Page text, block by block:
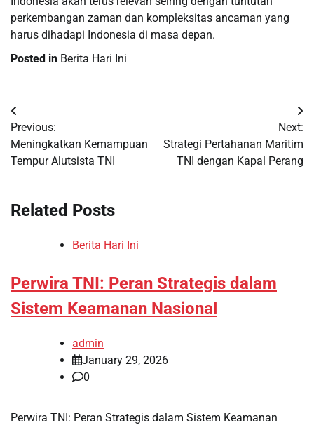
perkembangan zaman dan kompleksitas ancaman yang
harus dihadapi Indonesia di masa depan.
Posted in Berita Hari Ini
Post
navigation
Previous:
Meningkatkan Kemampuan
Tempur Alutsista TNI
Next:
Strategi Pertahanan Maritim
TNI dengan Kapal Perang
Related Posts
Berita Hari Ini
Perwira TNI: Peran Strategis dalam
Sistem Keamanan Nasional
admin
January 29, 2026
0
Perwira TNI: Peran Strategis dalam Sistem Keamanan